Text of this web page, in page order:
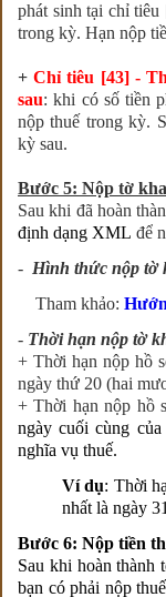
phát sinh tại chỉ
trong kỳ. Hạn nộp
+Chỉ tiêu [43] -
sau: khi có số tiền
nộp thuế trong kỳ.
kỳ sau.
Bước 5: Nộp tờ
Sau khi đã hoàn
định dạng XML để
- Hình thức nộp tờ
Tham khảo:
- Thời hạn nộp tờ
+ Thời hạn nộp hồ
ngày thứ 20 (hai
+ Thời hạn nộp hồ
ngày cuối cùng
nghĩa vụ thuế.
Ví dụ: Thời
nhất là ngày
Bước 6: Nộp tiền
Sau khi hoàn thành
bạn có phải nộp